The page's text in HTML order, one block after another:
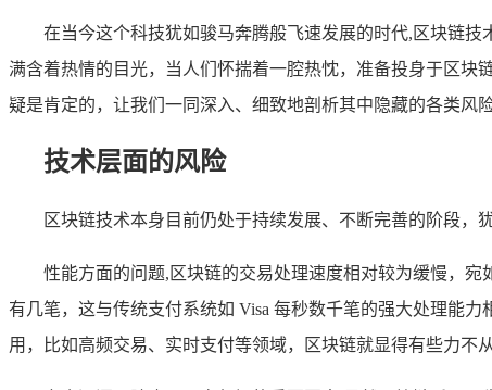
在当今这个科技犹如骏马奔腾般飞速发展的时代,区块链
满含着热情的目光，当人们怀揣着一腔热忱，准备投身于区
疑是肯定的，让我们一同深入、细致地剖析其中隐藏的各类风险
技术层面的风险
区块链技术本身目前仍处于持续发展、不断完善的阶段，
性能方面的问题,区块链的交易处理速度相对较为缓慢，
有几笔，这与传统支付系统如 Visa 每秒数千笔的强大处理能
用，比如高频交易、实时支付等领域，区块链就显得有些力不从